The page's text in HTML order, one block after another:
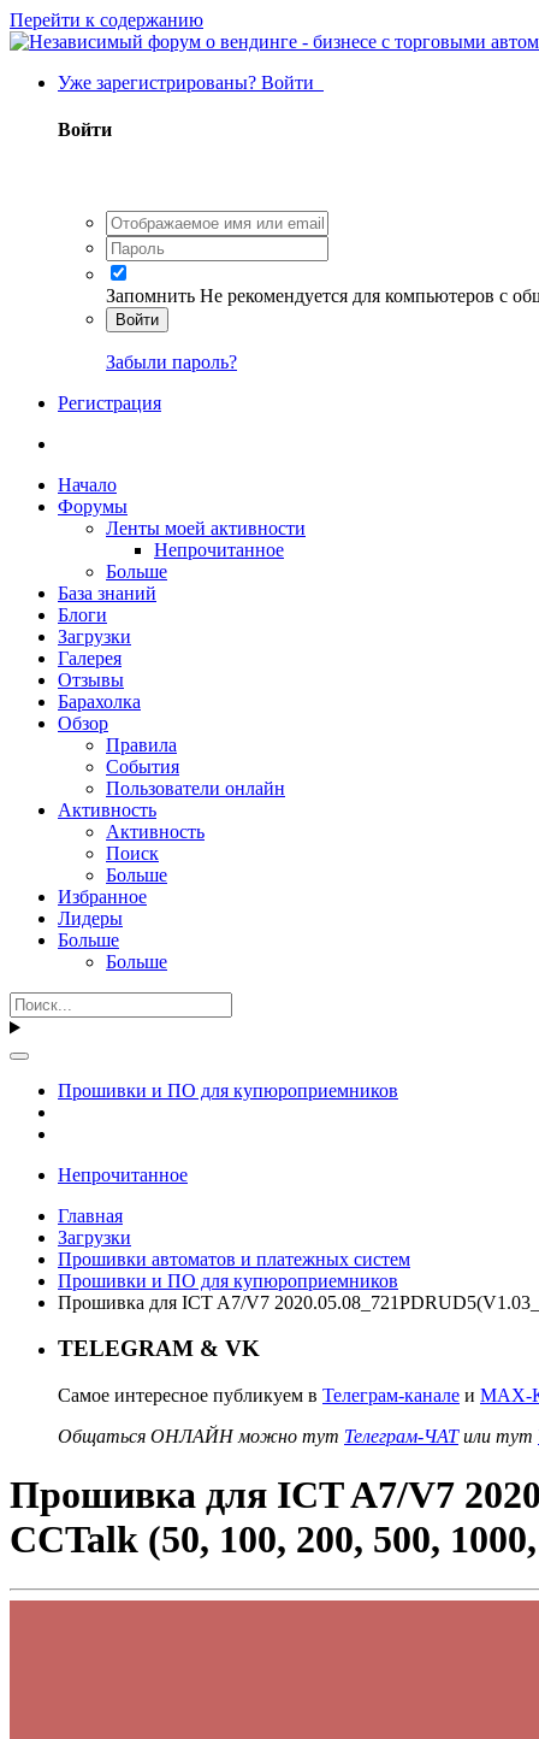
Перейти к содержанию
Уже зарегистрированы? Войти
Войти
Запомнить Не рекомендуется для компьютеров с
Войти
Забыли пароль?
Регистрация
Начало
Форумы
Ленты моей активности
Непрочитанное
Больше
База знаний
Блоги
Загрузки
Галерея
Отзывы
Барахолка
Обзор
Правила
События
Пользователи онлайн
Активность
Активность
Поиск
Больше
Избранное
Лидеры
Больше
Больше
Прошивки и ПО для купюроприемников
Непрочитанное
Главная
Загрузки
Прошивки автоматов и платежных систем
Прошивки и ПО для купюроприемников
Прошивка для ICT A7/V7
TELEGRAM & VK
Самое интересное публикуем в Телеграм-канале и MAX-
Общаться ОНЛАЙН можно тут Телеграм-ЧАТили тут
Прошивка для ICT A7/V7
CCTalk (50, 100, 200, 500,